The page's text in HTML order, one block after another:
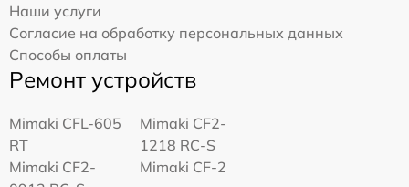
Наши услуги
Согласие на обработку персональных данных
Способы оплаты
Ремонт устройств
Mimaki CFL-605
RT
Mimaki CF2-
1218 RC-S
Mimaki CF2-
Mimaki CF-2